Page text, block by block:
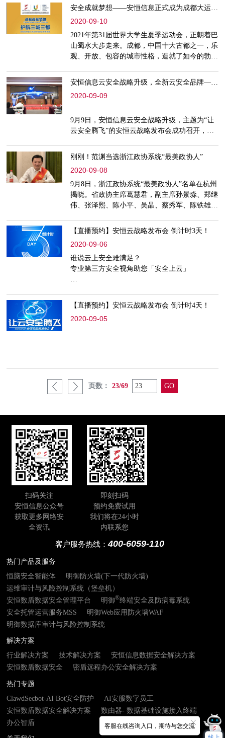
安全成就梦想——安恒信息正式成为成都大运会网络信息安全类官方独家供应商
2020-09-10
2021年第31届世界大学生夏季运动会，正朝着巴
山蜀水大步走来。成都，中国十大古都之一，乐
观、开放、包容的城市性格，造就了如今的勃勃
安恒信息云安全战略升级，全新云安全品牌——“安恒云”正式发布！
2020-09-09
9月9日，安恒信息云安全战略升级，主题为“让
云安全腾飞”的安恒云战略发布会成功召开，会
一站式服务平台——安恒云。发布会
刚刚！范渊当选浙江政协系统“最美政协人”
2020-09-08
9月8日，浙江政协系统“最美政协人”名单在杭州
揭晓。省政协主席葛慧君，副主席孙景淼、郑继
伟、张泽熙、陈小平、吴晶、蔡秀军、陈铁雄、
【直播预约】安恒云战略发布会 倒计时3天！
2020-09-06
谁说云上安全难满足？
专业第三方安全视角助您「安全上云」
【直播预约】安恒云战略发布会 倒计时4天！
2020-09-05
页数： 23/69
扫码关注
安恒信息公众号
获取更多网络安
全资讯
即刻扫码
预约免费试用
我们将在24小时
内联系您
客户服务热线：400-6059-110
热门产品及服务
恒脑安全智能体
明御防火墙(下一代防火墙)
运维审计与风险控制系统（堡垒机）
安恒数盾数据安全管理平台
明御®终端安全及防病毒系统
安全托管运营服务MSS
明御Web应用防火墙WAF
明御数据库审计与风险控制系统
解决方案
行业解决方案
技术解决方案
安恒信息数据安全解决方案
安恒数盾数据安全
密盾远程办公安全解决方案
热门专题
ClawdSecbot-AI Bot安全防护
AI安服数字员工
安恒数盾数据安全解决方案
数由器- 数据基础设施接入终端
办公智盾
客服在线咨询入口，期待与您交流